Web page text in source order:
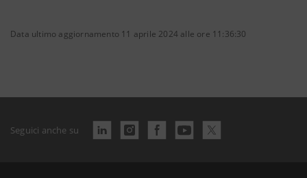
Data ultimo aggiornamento 11 aprile 2024 alle ore 11:36:30
Seguici anche su